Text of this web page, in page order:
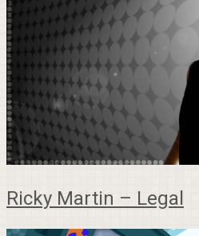
Ricky Martin – Legal